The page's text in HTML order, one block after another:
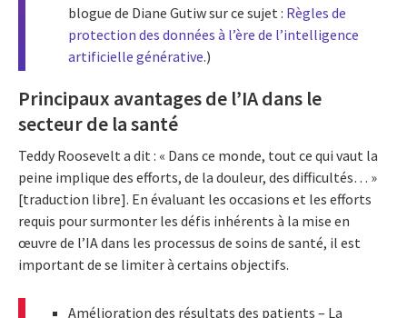
blogue de Diane Gutiw sur ce sujet : Règles de
protection des données à l’ère de l’intelligence
artificielle générative.)
Principaux avantages de l’IA dans le
secteur de la santé
Teddy Roosevelt a dit : « Dans ce monde, tout ce qui vaut la
peine implique des efforts, de la douleur, des difficultés… »
[traduction libre]. En évaluant les occasions et les efforts
requis pour surmonter les défis inhérents à la mise en
œuvre de l’IA dans les processus de soins de santé, il est
important de se limiter à certains objectifs.
Amélioration des résultats des patients – La